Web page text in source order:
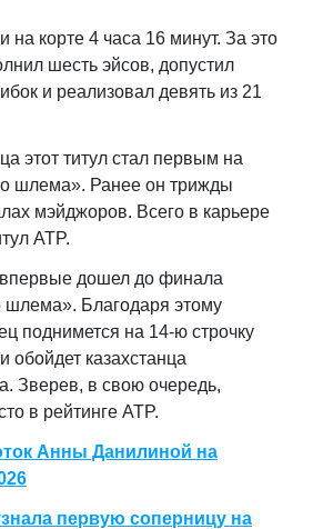
на корте 4 часа 16 минут. За это
шесть эйсов, допустил
и реализовал девять из 21
этот титул стал первым на
шлема». Ранее он трижды
мэйджоров. Всего в карьере
ATP.
дошел до финала
шлема». Благодаря этому
поднимется на 14-ю строчку
обойдет казахстанца
Зверев, в свою очередь,
в рейтинге ATP.
Анны Данилиной на
первую соперницу на